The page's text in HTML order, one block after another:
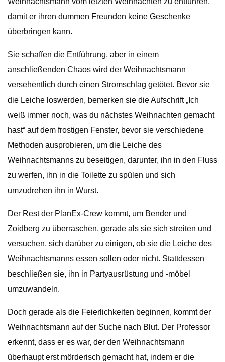
damit er ihren dummen Freunden keine Geschenke
überbringen kann.
Sie schaffen die Entführung, aber in einem
anschließenden Chaos wird der Weihnachtsmann
versehentlich durch einen Stromschlag getötet. Bevor sie
die Leiche loswerden, bemerken sie die Aufschrift „Ich
weiß immer noch, was du nächstes Weihnachten gemacht
hast“ auf dem frostigen Fenster, bevor sie verschiedene
Methoden ausprobieren, um die Leiche des
Weihnachtsmanns zu beseitigen, darunter, ihn in den Fluss
zu werfen, ihn in die Toilette zu spülen und sich
umzudrehen ihn in Wurst.
Der Rest der PlanEx-Crew kommt, um Bender und
Zoidberg zu überraschen, gerade als sie sich streiten und
versuchen, sich darüber zu einigen, ob sie die Leiche des
Weihnachtsmanns essen sollen oder nicht. Stattdessen
beschließen sie, ihn in Partyausrüstung und -möbel
umzuwandeln.
Doch gerade als die Feierlichkeiten beginnen, kommt der
Weihnachtsmann auf der Suche nach Blut. Der Professor
erkennt, dass er es war, der den Weihnachtsmann
überhaupt erst mörderisch gemacht hat, indem er die